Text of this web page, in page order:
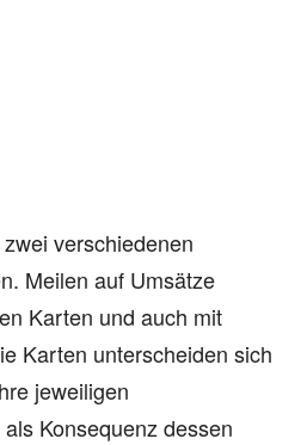
verschiedenen
Meilen auf Umsätze
Karten und auch mit
Karten unterscheiden sich
jeweiligen
Konsequenz dessen